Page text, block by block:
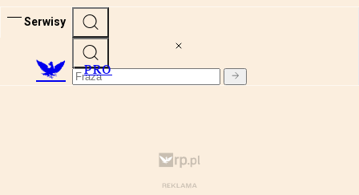
Serwisy
PRO